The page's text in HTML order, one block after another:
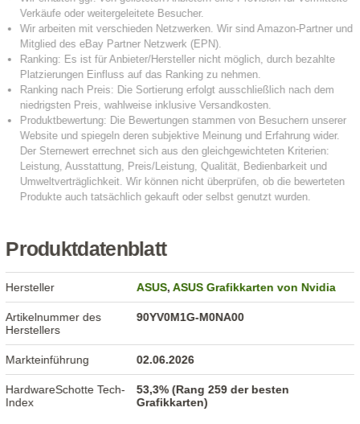
Produktdatenblatt
Hersteller ASUS,ASUS Grafikkarten von Nvidia
Artikelnummer des
Herstellers
90YV0M1G-M0NA00
Markteinführung 02.06.2026
HardwareSchotte Tech-
Index
53,3% (Rang 259 der besten
Grafikkarten)